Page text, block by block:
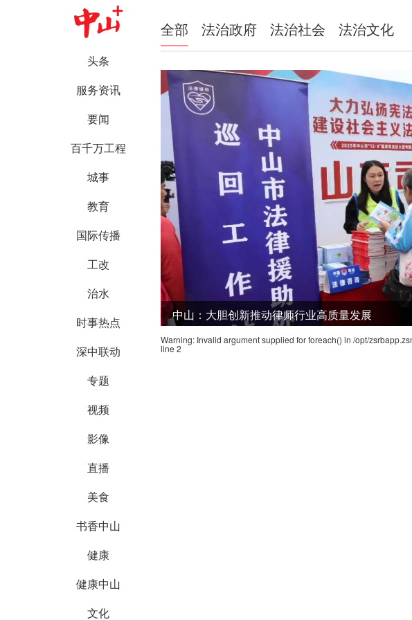
头条
服务资讯
要闻
百千万工程
城事
教育
国际传播
工改
治水
时事热点
深中联动
专题
视频
影像
直播
美食
书香中山
健康
健康中山
文化
全部 法治政府 法治社会 法治文化
中山：大胆创新推动律师行业高质量发展
Warning: Invalid argument supplied for foreach() in /opt/
line 2